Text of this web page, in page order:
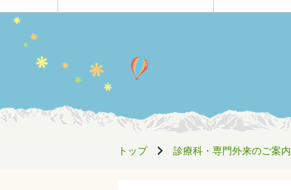
トップ 診療科・専門外来のご案内